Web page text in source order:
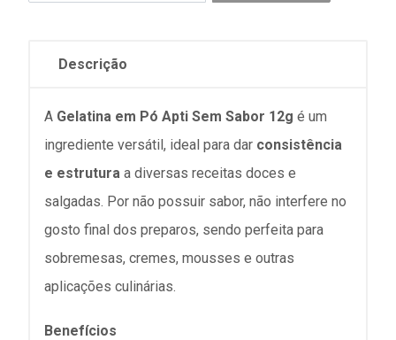
Descrição
A Gelatina em Pó Apti Sem Sabor 12g é um
ingrediente versátil, ideal para dar consistência
e estrutura a diversas receitas doces e
salgadas. Por não possuir sabor, não interfere no
gosto final dos preparos, sendo perfeita para
sobremesas, cremes, mousses e outras
aplicações culinárias.
Benefícios